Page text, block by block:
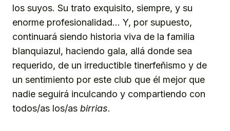
los suyos. Su trato exquisito, siempre, y su
enorme profesionalidad… Y, por supuesto,
continuará siendo historia viva de la familia
blanquiazul, haciendo gala, allá donde sea
requerido, de un irreductible tinerfeñismo y de
un sentimiento por este club que él mejor que
nadie seguirá inculcando y compartiendo con
todos/as los/as birrias.